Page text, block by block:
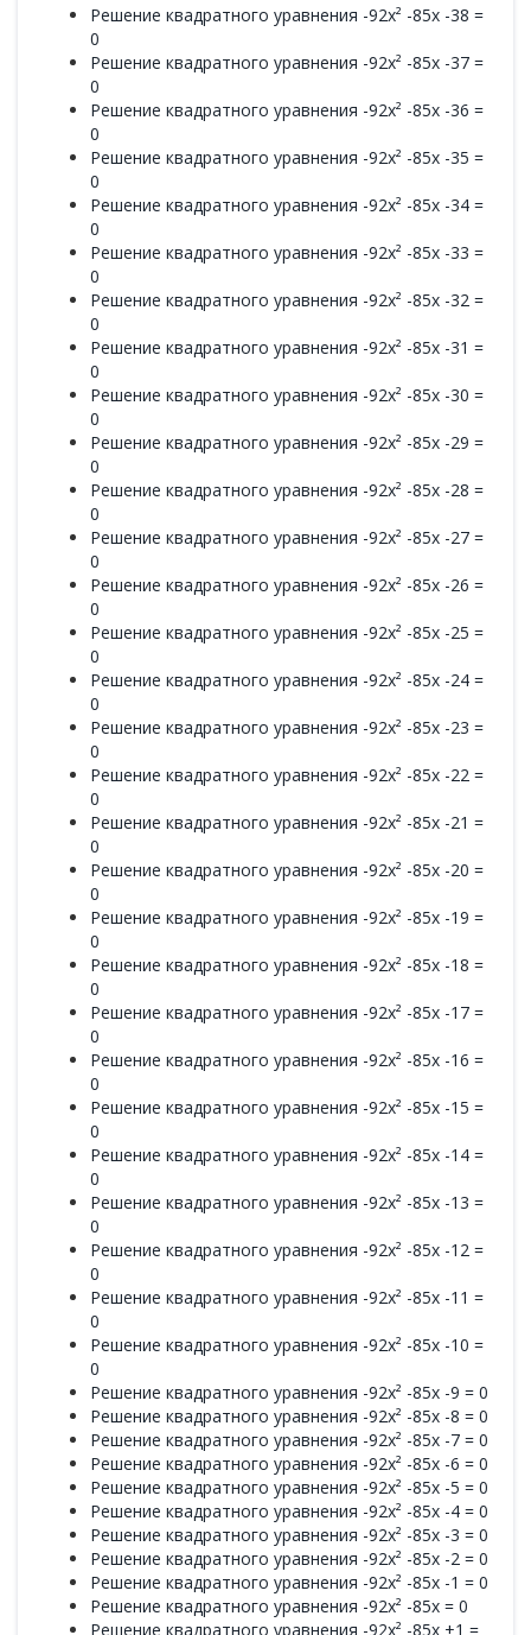
Решение квадратного уравнения -92x² -85x -38 =
0
Решение квадратного уравнения -92x² -85x -37 =
0
Решение квадратного уравнения -92x² -85x -36 =
0
Решение квадратного уравнения -92x² -85x -35 =
0
Решение квадратного уравнения -92x² -85x -34 =
0
Решение квадратного уравнения -92x² -85x -33 =
0
Решение квадратного уравнения -92x² -85x -32 =
0
Решение квадратного уравнения -92x² -85x -31 =
0
Решение квадратного уравнения -92x² -85x -30 =
0
Решение квадратного уравнения -92x² -85x -29 =
0
Решение квадратного уравнения -92x² -85x -28 =
0
Решение квадратного уравнения -92x² -85x -27 =
0
Решение квадратного уравнения -92x² -85x -26 =
0
Решение квадратного уравнения -92x² -85x -25 =
0
Решение квадратного уравнения -92x² -85x -24 =
0
Решение квадратного уравнения -92x² -85x -23 =
0
Решение квадратного уравнения -92x² -85x -22 =
0
Решение квадратного уравнения -92x² -85x -21 =
0
Решение квадратного уравнения -92x² -85x -20 =
0
Решение квадратного уравнения -92x² -85x -19 =
0
Решение квадратного уравнения -92x² -85x -18 =
0
Решение квадратного уравнения -92x² -85x -17 =
0
Решение квадратного уравнения -92x² -85x -16 =
0
Решение квадратного уравнения -92x² -85x -15 =
0
Решение квадратного уравнения -92x² -85x -14 =
0
Решение квадратного уравнения -92x² -85x -13 =
0
Решение квадратного уравнения -92x² -85x -12 =
0
Решение квадратного уравнения -92x² -85x -11 =
0
Решение квадратного уравнения -92x² -85x -10 =
0
Решение квадратного уравнения -92x² -85x -9 = 0
Решение квадратного уравнения -92x² -85x -8 = 0
Решение квадратного уравнения -92x² -85x -7 = 0
Решение квадратного уравнения -92x² -85x -6 = 0
Решение квадратного уравнения -92x² -85x -5 = 0
Решение квадратного уравнения -92x² -85x -4 = 0
Решение квадратного уравнения -92x² -85x -3 = 0
Решение квадратного уравнения -92x² -85x -2 = 0
Решение квадратного уравнения -92x² -85x -1 = 0
Решение квадратного уравнения -92x² -85x = 0
Решение квадратного уравнения -92x² -85x +1 =